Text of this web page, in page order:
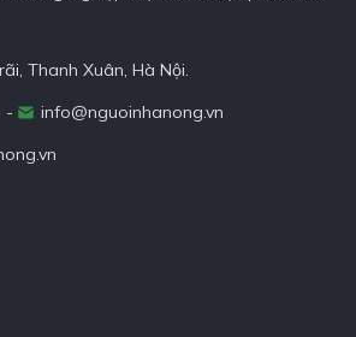
Thanh Xuân, Hà Nội.
-
info@nguoinhanong.vn